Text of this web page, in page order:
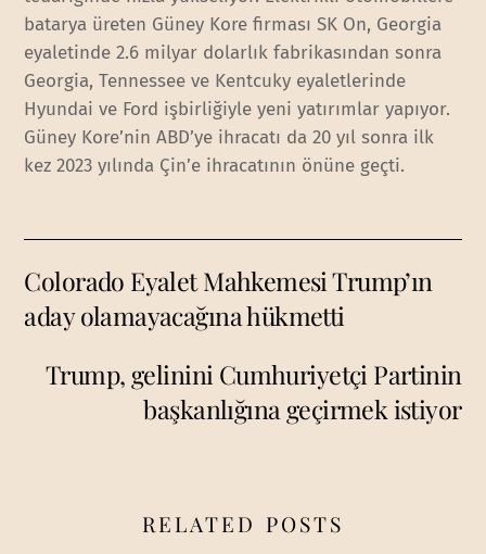
batarya üreten Güney Kore firması SK On, Georgia
eyaletinde 2.6 milyar dolarlık fabrikasından sonra
Georgia, Tennessee ve Kentcuky eyaletlerinde
Hyundai ve Ford işbirliğiyle yeni yatırımlar yapıyor.
Güney Kore’nin ABD’ye ihracatı da 20 yıl sonra ilk
kez 2023 yılında Çin’e ihracatının önüne geçti.
Colorado Eyalet Mahkemesi Trump’ın
aday olamayacağına hükmetti
Trump, gelinini Cumhuriyetçi Partinin
başkanlığına geçirmek istiyor
RELATED POSTS